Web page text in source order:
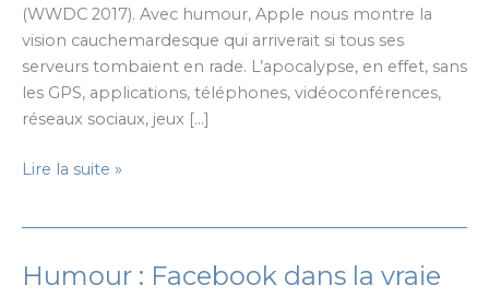
(WWDC 2017). Avec humour, Apple nous montre la
vision cauchemardesque qui arriverait si tous ses
serveurs tombaient en rade. L’apocalypse, en effet, sans
les GPS, applications, téléphones, vidéoconférences,
réseaux sociaux, jeux […]
L’apocalypse
Lire la suite »
Humour : Facebook dans la vraie